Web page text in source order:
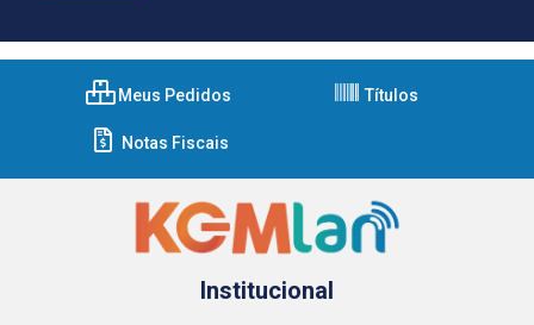
Meus Pedidos Títulos
Notas Fiscais
Institucional